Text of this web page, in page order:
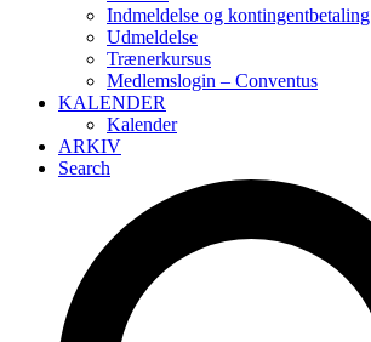
Indmeldelse og kontingentbetaling
Udmeldelse
Trænerkursus
Medlemslogin – Conventus
KALENDER
Kalender
ARKIV
Search